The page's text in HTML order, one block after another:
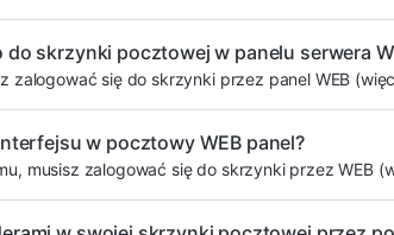
do skrzynki pocztowej w panelu serwera
zalogować się do skrzynki przez panel WEB
w pocztowy WEB panel?
musisz zalogować się do skrzynki przez WEB